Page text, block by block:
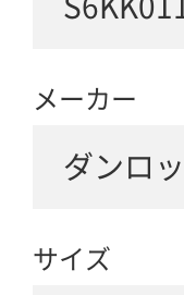
メーカー
ダンロ
サイズ